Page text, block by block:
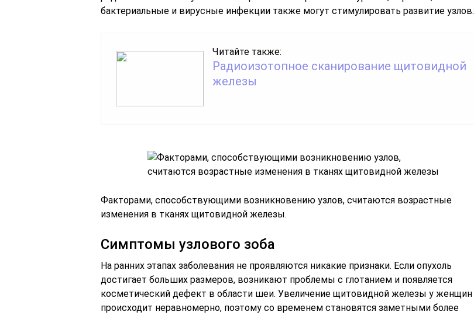
бактериальные и вирусные инфекции также могут стимулировать развитие узлов.
Читайте также:
Радиоизотопное сканирование щитовидной
железы
Факторами, способствующими возникновению узлов, считаются возрастные
изменения в тканях щитовидной железы.
Симптомы узлового зоба
На ранних этапах заболевания не проявляются никакие признаки. Если опухоль
достигает больших размеров, возникают проблемы с глотанием и появляется
косметический дефект в области шеи. Увеличение щитовидной железы у женщин
происходит неравномерно, поэтому со временем становятся заметными более